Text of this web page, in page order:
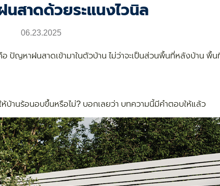
สาดด้วยระแนงไวนิล
06.23.2025
ญหาฝนสาดเข้ามาในตัวบ้าน ไม่ว่าจะเป็นส่วนพื้นที่หลังบ้าน พื้น
บ้านร้อนอบขึ้นหรือไม่? บอกเลยว่า บทความนี้มีคำตอบให้แล้ว